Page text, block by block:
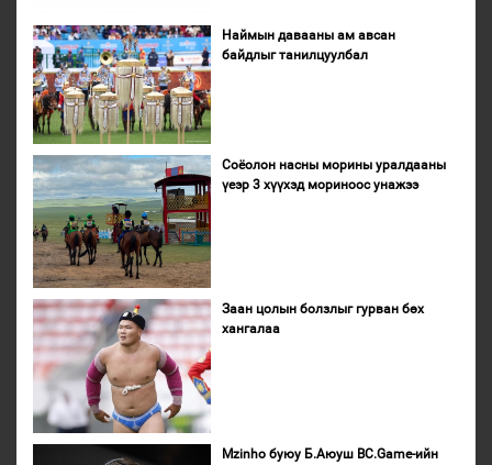
Наймын давааны ам авсан
байдлыг танилцуулбал
Соёолон насны морины уралдааны
үеэр 3 хүүхэд мориноос унажээ
Заан цолын болзлыг гурван бөх
хангалаа
Mzinho буюу Б.Аюуш BC.Game-ийн